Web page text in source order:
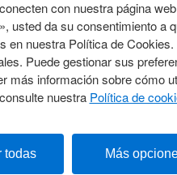
con nuestra página
usted da su consentimiento
en nuestra Política de
Puede gestionar sus
más información sobre cómo
nuestra Política de
todas Más